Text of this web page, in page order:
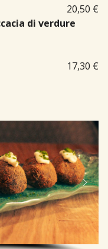
20,50 €
di verdure
17,30 €